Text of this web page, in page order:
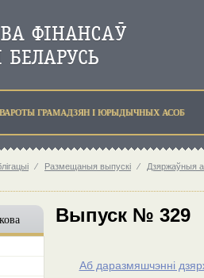
ГРАМАДЗЯН I ЮРЫДЫЧНЫХ АСОБ
⁄ Размещаныя выпускі ⁄ Дзяржаўныя
Выпуск № 329
Аб даразмяшчэннi